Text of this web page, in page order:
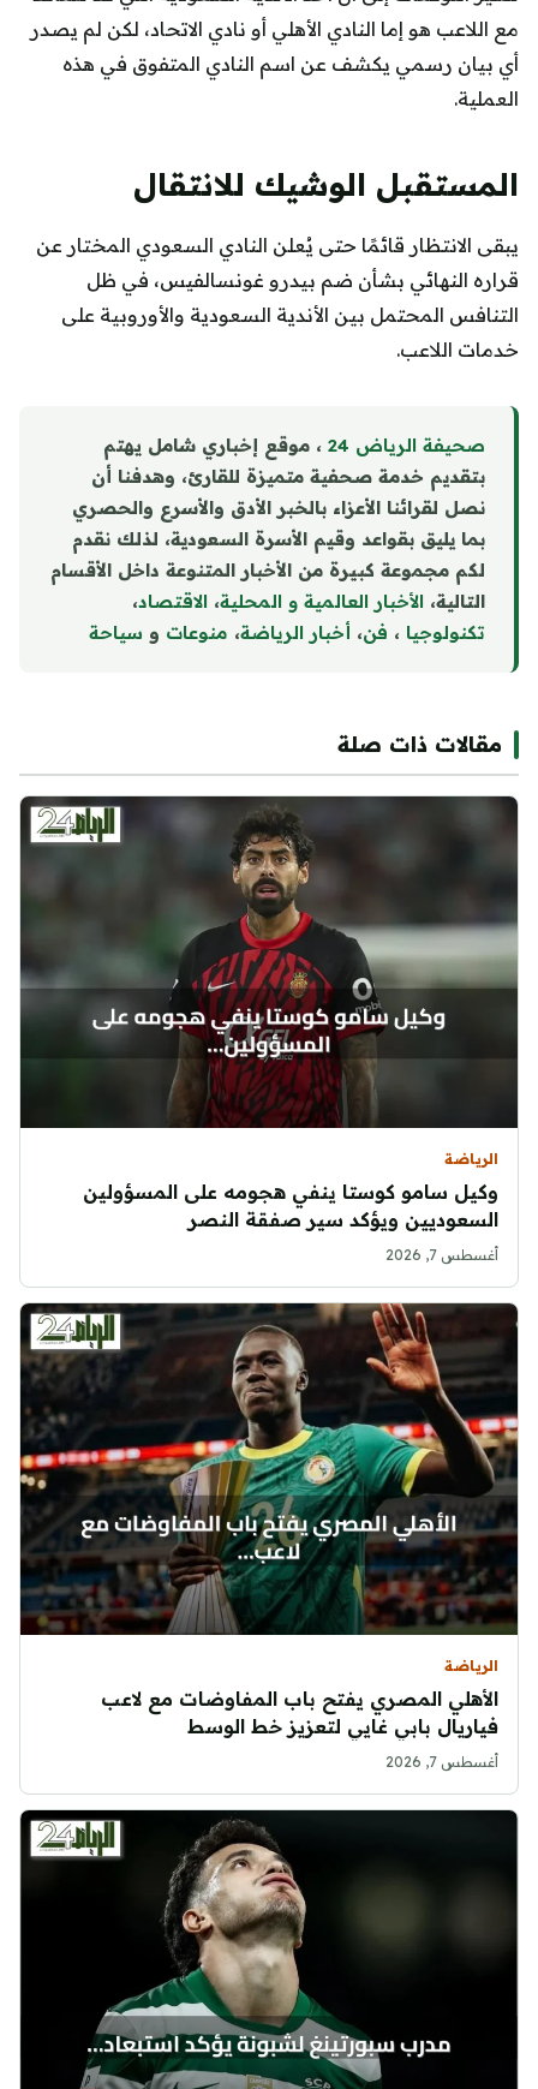
مع اللاعب هو إما النادي الأهلي أو نادي الاتحاد، لكن لم يصدر
أي بيان رسمي يكشف عن اسم النادي المتفوق في هذه
العملية.
المستقبل الوشيك للانتقال
يبقى الانتظار قائمًا حتى يُعلن النادي السعودي المختار عن
قراره النهائي بشأن ضم بيدرو غونسالفيس، في ظل
التنافس المحتمل بين الأندية السعودية والأوروبية على
خدمات اللاعب.
صحيفة الرياض 24
، موقع إخباري شامل يهتم
بتقديم خدمة صحفية متميزة للقارئ، وهدفنا أن
نصل لقرائنا الأعزاء بالخبر الأدق والأسرع والحصري
بما يليق بقواعد وقيم الأسرة السعودية، لذلك نقدم
لكم مجموعة كبيرة من الأخبار المتنوعة داخل الأقسام
التالية، الأخبار العالمية و المحلية، الاقتصاد،
تكنولوجيا ، فن، أخبار الرياضة، منوعات و سياحة
مقالات ذات صلة
الرياضة
وكيل سامو كوستا ينفي هجومه على المسؤولين
السعوديين ويؤكد سير صفقة النصر
أغسطس 7, 2026
الرياضة
الأهلي المصري يفتح باب المفاوضات مع لاعب
فياريال بابي غايي لتعزيز خط الوسط
أغسطس 7, 2026